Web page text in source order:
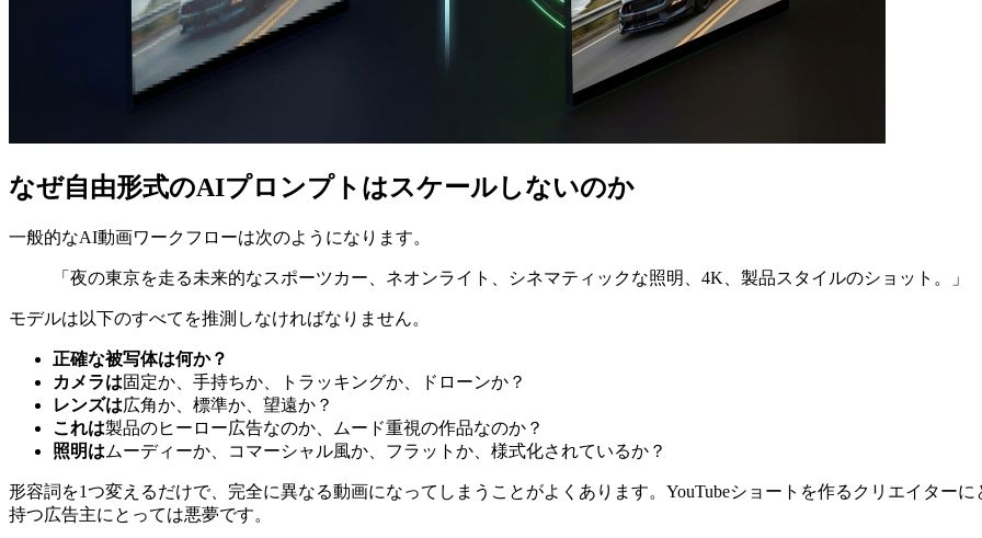
なぜ自由形式のAIプロンプトはスケールしないのか
一般的なAI動画ワークフローは次のようになります。
「夜の東京を走る未来的なスポーツカー、ネオンライト、シネマティックな照明、4K、製品スタイルのショット。」
モデルは以下のすべてを推測しなければなりません。
正確な被写体は何か？
カメラは固定か、手持ちか、トラッキングか、ドローンか？
レンズは広角か、標準か、望遠か？
これは製品のヒーロー広告なのか、ムード重視の作品なのか？
照明は ムーディーか、コマーシャル風か、フラットか、様式化されているか？
形容詞を1つ変えるだけで、完全に異なる動画になってしまうことがよくあります。YouTubeショートを作るクリエイター
持つ広告主にとっては悪夢です。